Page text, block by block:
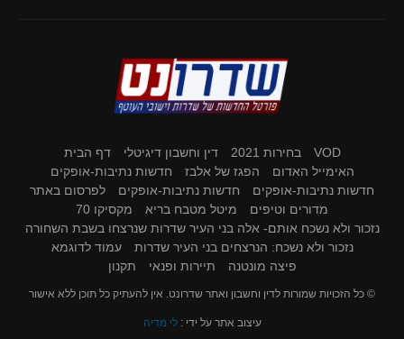
VOD בחירות 2021 דין וחשבון דיגיטלי
דף הבית
האימייל האדום
הפגז של אלבז
חדשות נתיבות-אופקים
חדשות נתיבות-אופקים
חדשות נתיבות-אופקים
לפרסום באתר
מדורים וטיפים
מיטל מטבח בריא
מקסיקו 70
נזכור ולא נשכח אותם- אלה בני העיר שדרות שנרצחו בשבת השחורה
נזכור ולא נשכח: הנרצחים בני העיר שדרות
עמוד לדוגמא
פיצה מונטנה
תיירות ופנאי תקנון
© כל הזכויות שמורות לדין וחשבון ואתר שדרונט. אין להעתיק כל תוכן ללא אישור
עיצוב אתר על ידי :לי מדיה